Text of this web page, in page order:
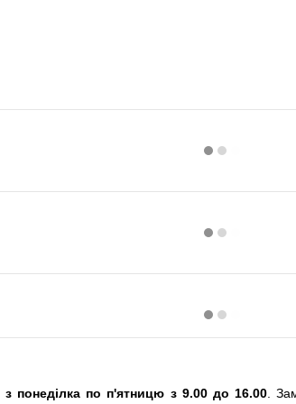
з понеділка по п'ятницю з 9.00 до 16.00.